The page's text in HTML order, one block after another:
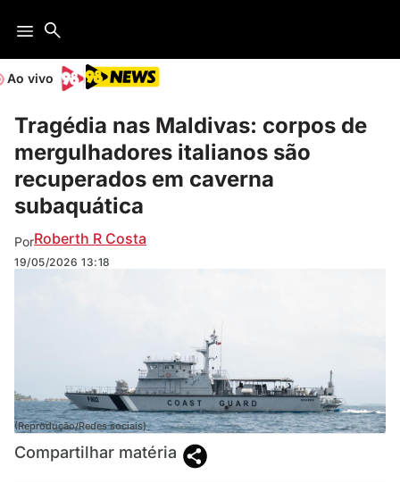
Ao vivo
Tragédia nas Maldivas: corpos de
mergulhadores italianos são
recuperados em caverna
subaquática
PorRoberth R Costa
19/05/2026 13:18
(Reprodução/Redes sociais)
Compartilhar matéria